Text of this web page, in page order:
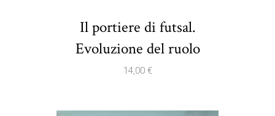
Il portiere di futsal.
Evoluzione del ruolo
14,00 €